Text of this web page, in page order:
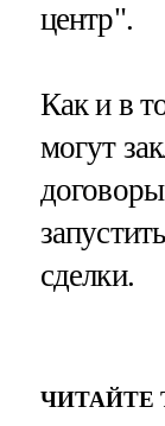
центр".
Как и в
могут
сделки.
ЧИТАЙТЕ